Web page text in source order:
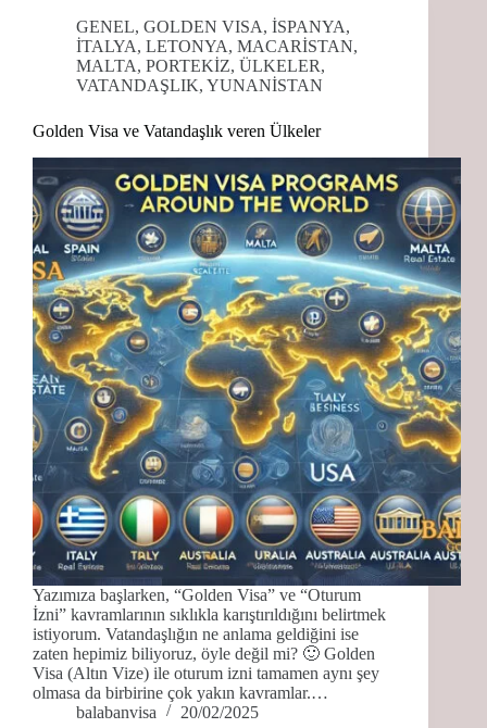
GENEL, GOLDEN VISA, İSPANYA,
İTALYA, LETONYA, MACARİSTAN,
MALTA, PORTEKİZ, ÜLKELER,
VATANDAŞLIK, YUNANİSTAN
Golden Visa ve Vatandaşlık veren Ülkeler
Yazımıza başlarken, “Golden Visa” ve “Oturum
İzni” kavramlarının sıklıkla karıştırıldığını belirtmek
istiyorum. Vatandaşlığın ne anlama geldiğini ise
zaten hepimiz biliyoruz, öyle değil mi? 🙂 Golden
Visa (Altın Vize) ile oturum izni tamamen aynı şey
olmasa da birbirine çok yakın kavramlar.…
balabanvisa
20/02/2025